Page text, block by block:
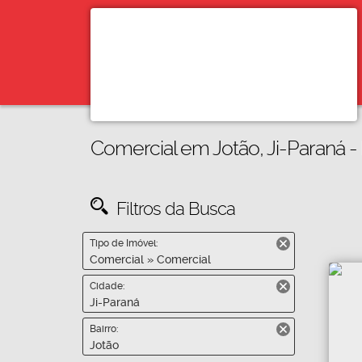
Comercial em Jotão, Ji-Paraná -
Filtros da Busca
Tipo de Imóvel:
Comercial » Comercial
Cidade:
Ji-Paraná
Bairro:
Jotão